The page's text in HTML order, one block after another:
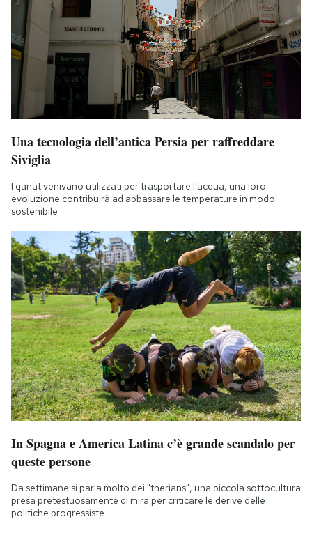
Una tecnologia dell’antica Persia per raffreddare
Siviglia
I qanat venivano utilizzati per trasportare l'acqua, una loro
evoluzione contribuirà ad abbassare le temperature in modo
sostenibile
In Spagna e America Latina c’è grande scandalo per
queste persone
Da settimane si parla molto dei "therians", una piccola sottocultura
presa pretestuosamente di mira per criticare le derive delle
politiche progressiste